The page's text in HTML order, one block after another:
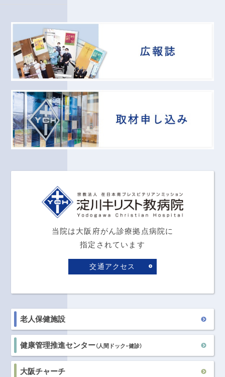
当院は大阪府がん診療拠点病院に
指定されています
交通アクセス
老人保健施設
健康管理推進センター（人間ドック・健診）
大阪チャーチ